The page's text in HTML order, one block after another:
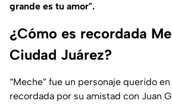
grande es tu amor".
¿Cómo es recordada
Ciudad Juárez?
“Meche” fue un personaje querido
recordada por su amistad con Juan